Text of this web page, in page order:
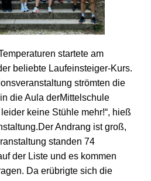
startete am
beliebte Laufeinsteiger-Kurs.
strömten die
die Aula derMittelschule
keine Stühle mehr!“, hieß
Andrang ist groß,
standen 74
der Liste und es kommen
Da erübrigte sich die